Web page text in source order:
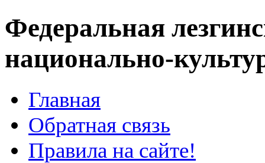
Федеральная
национально-
Главная
Обратная связь
Правила на сайте!